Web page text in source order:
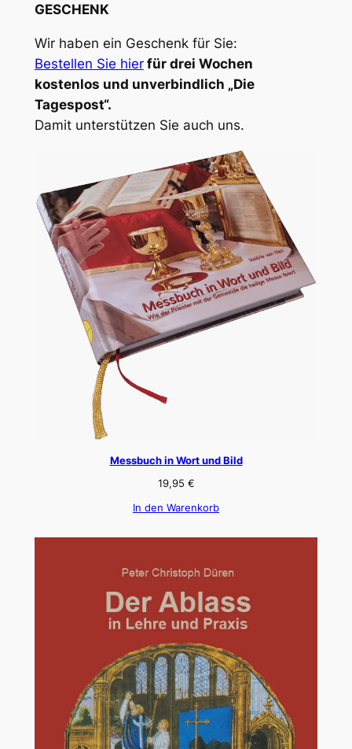
GESCHENK
Wir haben ein Geschenk für Sie:
Bestellen Sie hier für drei Wochen
kostenlos und unverbindlich „Die
Tagespost“.
Damit unterstützen Sie auch uns.
Messbuch in Wort und Bild
19,95 €
In den Warenkorb